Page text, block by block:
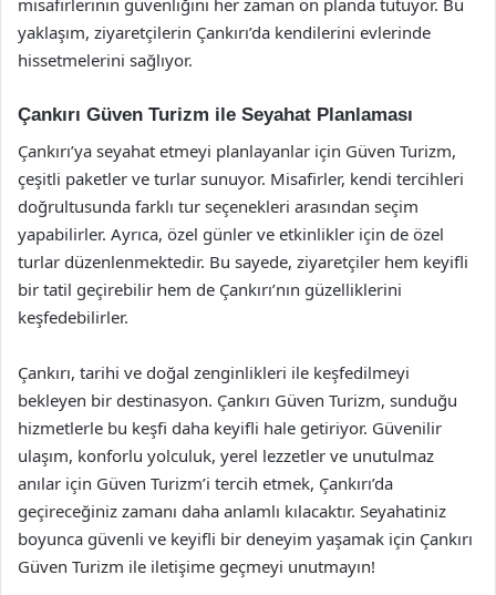
misafirlerinin güvenliğini her zaman ön planda tutuyor. Bu
yaklaşım, ziyaretçilerin Çankırı’da kendilerini evlerinde
hissetmelerini sağlıyor.
Çankırı Güven Turizm ile Seyahat Planlaması
Çankırı’ya seyahat etmeyi planlayanlar için Güven Turizm,
çeşitli paketler ve turlar sunuyor. Misafirler, kendi tercihleri
doğrultusunda farklı tur seçenekleri arasından seçim
yapabilirler. Ayrıca, özel günler ve etkinlikler için de özel
turlar düzenlenmektedir. Bu sayede, ziyaretçiler hem keyifli
bir tatil geçirebilir hem de Çankırı’nın güzelliklerini
keşfedebilirler.
Çankırı, tarihi ve doğal zenginlikleri ile keşfedilmeyi
bekleyen bir destinasyon. Çankırı Güven Turizm, sunduğu
hizmetlerle bu keşfi daha keyifli hale getiriyor. Güvenilir
ulaşım, konforlu yolculuk, yerel lezzetler ve unutulmaz
anılar için Güven Turizm’i tercih etmek, Çankırı’da
geçireceğiniz zamanı daha anlamlı kılacaktır. Seyahatiniz
boyunca güvenli ve keyifli bir deneyim yaşamak için Çankırı
Güven Turizm ile iletişime geçmeyi unutmayın!